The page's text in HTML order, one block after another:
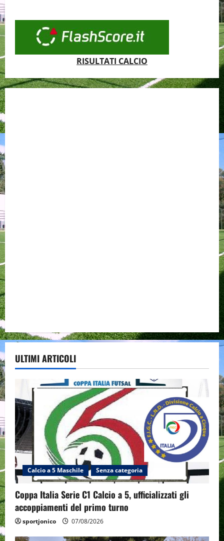
RISULTATI CALCIO
ULTIMI ARTICOLI
Calcio a 5 Maschile Senza categoria
Coppa Italia Serie C1 Calcio a 5, ufficializzati gli
accoppiamenti del primo turno
sportjonico 07/08/2026